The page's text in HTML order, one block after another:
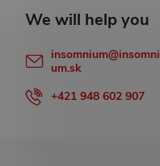
insomnium@insomni
um.sk
+421 948 602 907